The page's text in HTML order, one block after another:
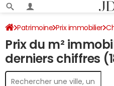
Patrimoine Prix immobilier
Prix du m²
derniers chiffres